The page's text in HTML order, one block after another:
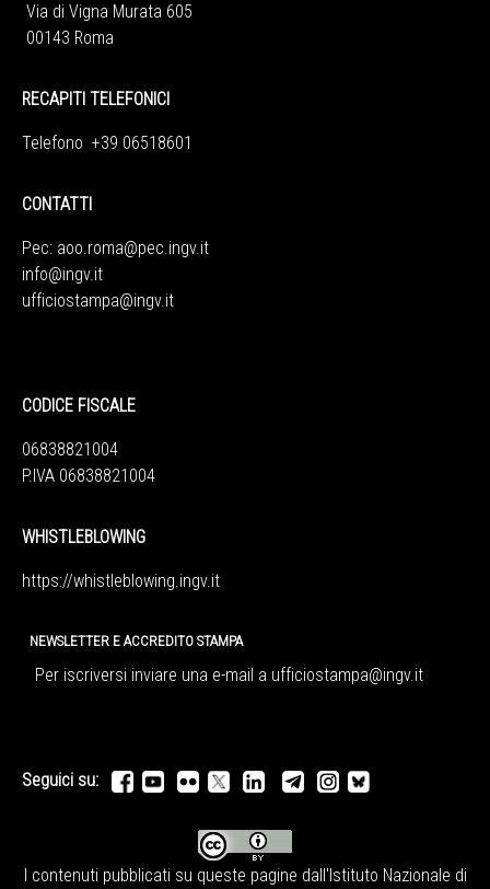
Via di Vigna Murata 605
00143 Roma
RECAPITI TELEFONICI
Telefono +39 06518601
CONTATTI
Pec: aoo.roma@pec.ingv.it
info@ingv.it
ufficiostampa@ingv.it
CODICE FISCALE
06838821004
P.IVA 06838821004
WHISTLEBLOWING
https://whistleblowing.ingv.it
NEWSLETTER E ACCREDITO STAMPA
Per iscriversi inviare una e-mail a ufficiostampa@ingv.it
Seguici su:
I contenuti pubblicati su queste pagine dall' Istituto Nazionale di